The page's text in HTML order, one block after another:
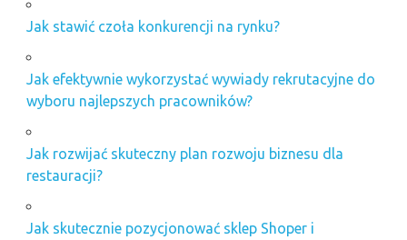
Jak stawić czoła konkurencji na rynku?
Jak efektywnie wykorzystać wywiady rekrutacyjne do
wyboru najlepszych pracowników?
Jak rozwijać skuteczny plan rozwoju biznesu dla
restauracji?
Jak skutecznie pozycjonować sklep Shoper i